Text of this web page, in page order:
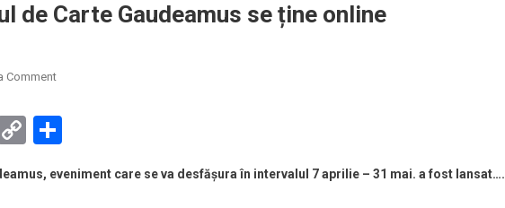
de Carte Gaudeamus se ține online
Commenton
Târgul
Gaudeamus
Copy
eveniment care se va desfășura în intervalul 7 aprilie – 31 mai. a fost lansat….